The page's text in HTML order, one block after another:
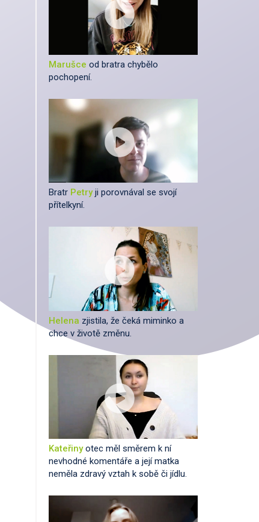
Marušce od bratra chybělo
pochopení.
Bratr Petryji porovnával se svojí
přítelkyní.
Helena zjistila, že čeká miminko a
chce v životě změnu.
Kateřinyotec měl směrem k ní
nevhodné komentáře a její matka
neměla zdravý vztah k sobě či jídlu.